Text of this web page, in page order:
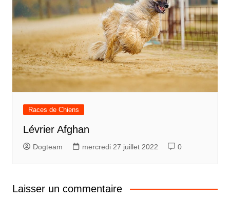
Races de Chiens
Lévrier Afghan
Dogteam mercredi 27 juillet 2022 0
Laisser un commentaire